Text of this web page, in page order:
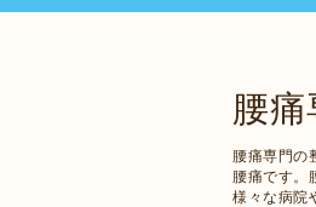
腰
腰痛専門の
腰痛です。
様々な病院